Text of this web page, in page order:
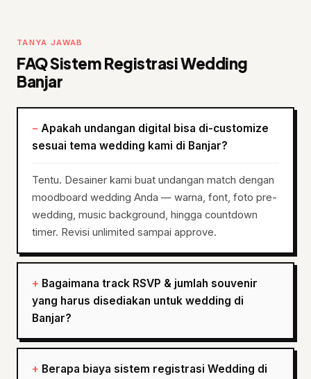
TANYA JAWAB
FAQ Sistem Registrasi Wedding
Banjar
Apakah undangan digital bisa di-customize
sesuai tema wedding kami di Banjar?
Tentu. Desainer kami buat undangan match dengan
moodboard wedding Anda — warna, font, foto pre-
wedding, music background, hingga countdown
timer. Revisi unlimited sampai approve.
Bagaimana track RSVP & jumlah souvenir
yang harus disediakan untuk wedding di
Banjar?
Berapa biaya sistem registrasi Wedding di